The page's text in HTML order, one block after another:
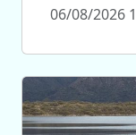
06/08/2026